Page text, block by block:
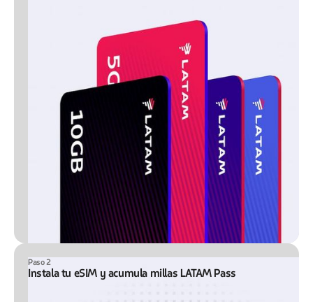
Paso 2
Instala tu eSIM y acumula millas LATAM Pass